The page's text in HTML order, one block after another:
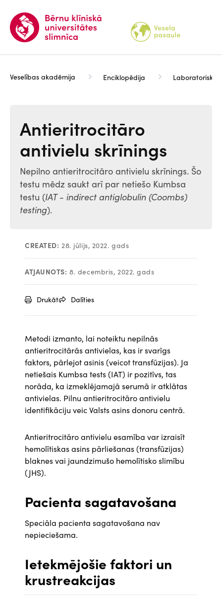
galveno
saturu
Veselības akadēmija Enciklopēdija Laboratoriskie
Antieritrocitāro
antivielu skrīnings
Nepilno antieritrocitāro antivielu skrīnings. Šo
testu mēdz saukt arī par netiešo Kumbsa
testu (IAT- indirect antiglobulin (Coombs)
testing).
CREATED: 28. jūlijs, 2022. gads
ATJAUNOTS: 8. decembris, 2022. gads
Drukāt Dalīties
Metodi izmanto, lai noteiktu nepilnās
antieritrocitārās antivielas, kas ir svarīgs
faktors, pārlejot asinis (veicot transfūzijas). Ja
netiešais Kumbsa tests (IAT) ir pozitīvs, tas
norāda, ka izmeklējamajā serumā ir atklātas
antivielas. Pilnu antieritrocitāro antivielu
identifikāciju veic Valsts asins donoru centrā.
Antieritrocitāro antivielu esamība var izraisīt
hemolītiskas asins pārliešanas (transfūzijas)
blaknes vai jaundzimušo hemolītisko slimību
(JHS).
Pacienta sagatavošana
Speciāla pacienta sagatavošana nav
nepieciešama.
Ietekmējošie faktori un
krustreakcijas